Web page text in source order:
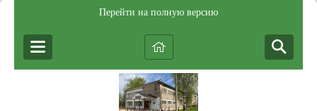
Перейти на полную версию